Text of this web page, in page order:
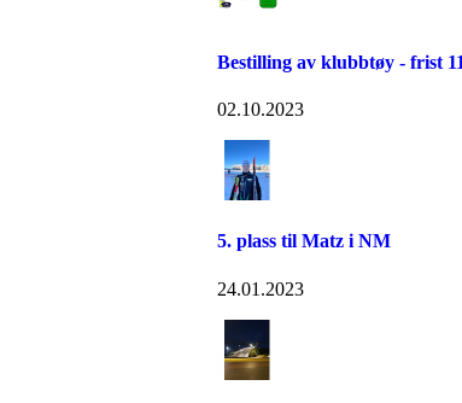
Bestilling av klubbtøy - frist
02.10.2023
5. plass til Matz i NM
24.01.2023